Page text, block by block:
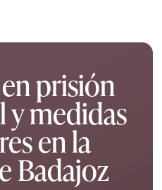
prisión
y medidas
en la
Badajoz